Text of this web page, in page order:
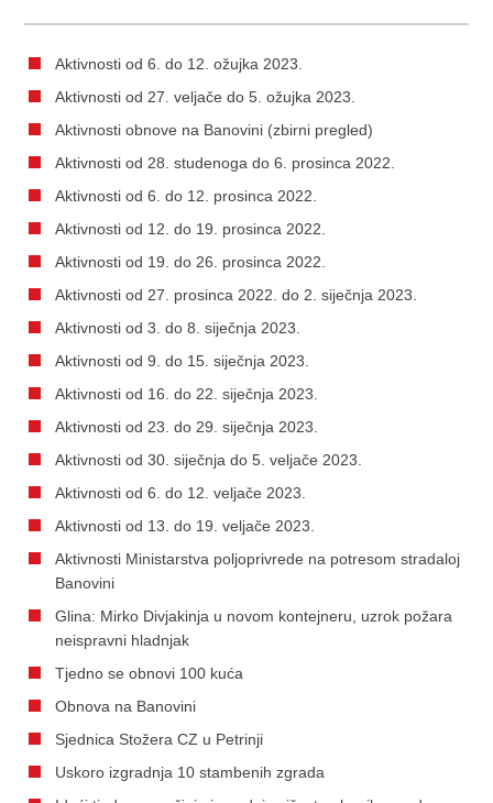
Aktivnosti od 6. do 12. ožujka 2023.
Aktivnosti od 27. veljače do 5. ožujka 2023.
Aktivnosti obnove na Banovini (zbirni pregled)
Aktivnosti od 28. studenoga do 6. prosinca 2022.
Aktivnosti od 6. do 12. prosinca 2022.
Aktivnosti od 12. do 19. prosinca 2022.
Aktivnosti od 19. do 26. prosinca 2022.
Aktivnosti od 27. prosinca 2022. do 2. siječnja 2023.
Aktivnosti od 3. do 8. siječnja 2023.
Aktivnosti od 9. do 15. siječnja 2023.
Aktivnosti od 16. do 22. siječnja 2023.
Aktivnosti od 23. do 29. siječnja 2023.
Aktivnosti od 30. siječnja do 5. veljače 2023.
Aktivnosti od 6. do 12. veljače 2023.
Aktivnosti od 13. do 19. veljače 2023.
Aktivnosti Ministarstva poljoprivrede na potresom stradaloj
Banovini
Glina: Mirko Divjakinja u novom kontejneru, uzrok požara
neispravni hladnjak
Tjedno se obnovi 100 kuća
Obnova na Banovini
Sjednica Stožera CZ u Petrinji
Uskoro izgradnja 10 stambenih zgrada